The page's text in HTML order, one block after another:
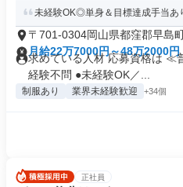
未経験OK◎単身＆目標達成手当あ
〒701-0304岡山県都窪郡早島
月給22万7000円～48万2000円
求めている人材 応募資格は ≪
経験不問 ●未経験OK／...
制服あり 業界未経験歓迎 +34個
正社員